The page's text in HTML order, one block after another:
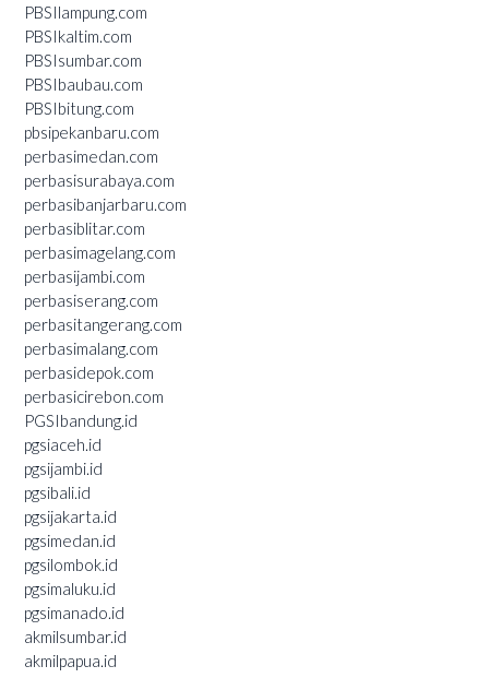
PBSIlampung.com
PBSIkaltim.com
PBSIsumbar.com
PBSIbaubau.com
PBSIbitung.com
pbsipekanbaru.com
perbasimedan.com
perbasisurabaya.com
perbasibanjarbaru.com
perbasiblitar.com
perbasimagelang.com
perbasijambi.com
perbasiserang.com
perbasitangerang.com
perbasimalang.com
perbasidepok.com
perbasicirebon.com
PGSIbandung.id
pgsiaceh.id
pgsijambi.id
pgsibali.id
pgsijakarta.id
pgsimedan.id
pgsilombok.id
pgsimaluku.id
pgsimanado.id
akmilsumbar.id
akmilpapua.id